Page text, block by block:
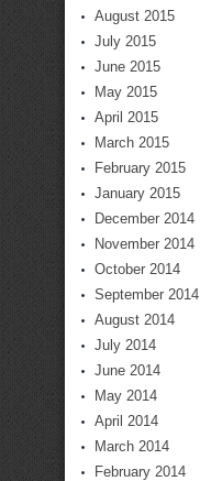
August 2015
July 2015
June 2015
May 2015
April 2015
March 2015
February 2015
January 2015
December 2014
November 2014
October 2014
September 2014
August 2014
July 2014
June 2014
May 2014
April 2014
March 2014
February 2014